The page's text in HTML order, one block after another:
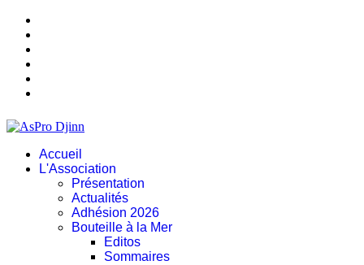
Accueil
L'Association
Présentation
Actualités
Adhésion 2026
Bouteille à la Mer
Editos
Sommaires